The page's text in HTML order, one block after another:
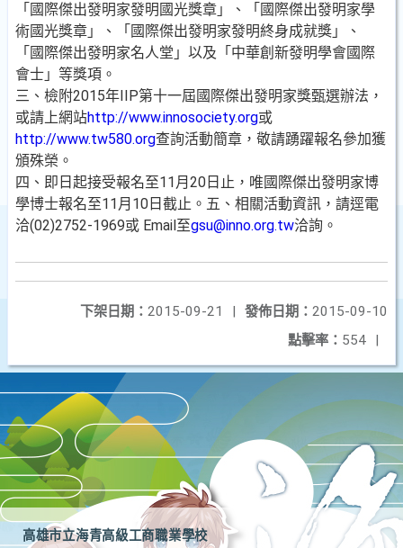
「國際傑出發明家發明國光獎章」、「國際傑出發明家學
術國光獎章」、「國際傑出發明家發明終身成就獎」、
「國際傑出發明家名人堂」以及「中華創新發明學會國際
會士」等獎項。
三、檢附2015年IIP第十一屆國際傑出發明家獎甄選辦法，
或請上網站http://www.innosociety.org或
http://www.tw580.org查詢活動簡章，敬請踴躍報名參加獲
頒殊榮。
四、即日起接受報名至11月20日止，唯國際傑出發明家博
學博士報名至11月10日截止。五、相關活動資訊，請逕電
洽(02)2752-1969或 Email至gsu@inno.org.tw洽詢。
發佈日期： 2015-09-10
下架日期： 2015-09-21
|
點擊率： 554 |
高雄市立海青高級工商職業學校